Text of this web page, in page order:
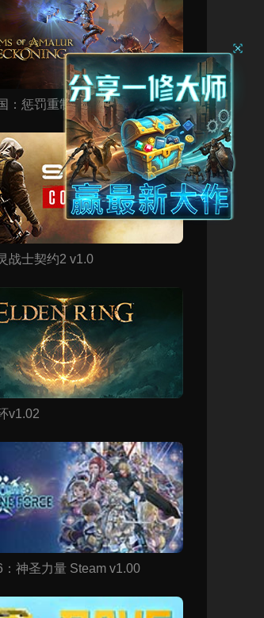
：惩罚重制版修改器
战士契约2 v1.0
v1.02
神圣力量 Steam v1.00